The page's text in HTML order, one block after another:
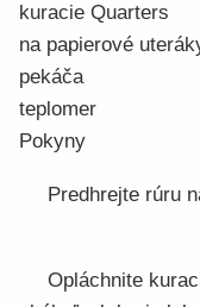
kuracie Quarters
na papierové
pekáča
teplomer
Pokyny
Predhrejte rúru
Opláchnite